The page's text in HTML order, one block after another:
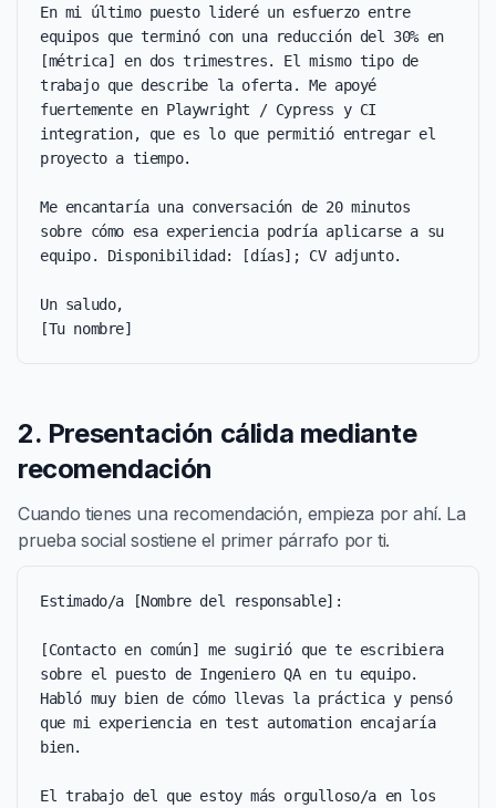
En mi último puesto lideré un esfuerzo entre
equipos que terminó con una reducción del 30% en
[métrica] en dos trimestres. El mismo tipo de
trabajo que describe la oferta. Me apoyé
fuertemente en Playwright / Cypress y CI
integration, que es lo que permitió entregar el
proyecto a tiempo.
Me encantaría una conversación de 20 minutos
sobre cómo esa experiencia podría aplicarse a su
equipo. Disponibilidad: [días]; CV adjunto.
Un saludo,
[Tu nombre]
2. Presentación cálida mediante
recomendación
Cuando tienes una recomendación, empieza por ahí. La
prueba social sostiene el primer párrafo por ti.
Estimado/a [Nombre del responsable]:
[Contacto en común] me sugirió que te escribiera
sobre el puesto de Ingeniero QA en tu equipo.
Habló muy bien de cómo llevas la práctica y pensó
que mi experiencia en test automation encajaría
bien.
El trabajo del que estoy más orgulloso/a en los